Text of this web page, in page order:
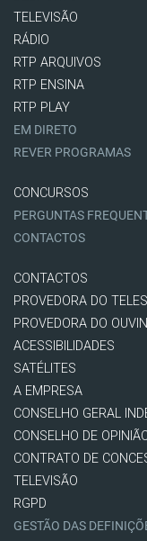
TELEVISÃO
RÁDIO
RTP ARQUIVOS
RTP ENSINA
RTP PLAY
EM DIRETO
REVER PROGRAMAS
CONCURSOS
PERGUNTAS
CONTACTOS
CONTACTOS
PROVEDORA DO
PROVEDORA DO
ACESSIBILIDADES
SATÉLITES
A EMPRESA
CONSELHO GERAL
CONSELHO DE
CONTRATO DE
TELEVISÃO
RGPD
GESTÃO DAS